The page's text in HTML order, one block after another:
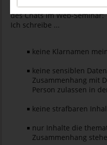
Ich beachte die folgenden
des Chats im Web-Seminar:
Ich schreibe ...
keine Klarnamen
keine sensiblen
Zusammenhang mit
Person zulassen in
keine strafbaren
nur Inhalte die
Zusammenhang